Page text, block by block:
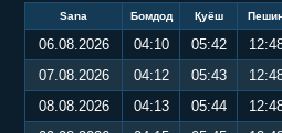
Sana Бомдод Қуёш
06.08.2026 04:10 05:42
07.08.2026
04:12 05:43
08.08.2026
04:13 05:44